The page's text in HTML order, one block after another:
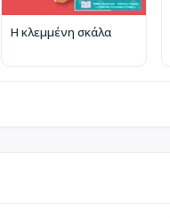
Η κλεμμένη σκάλα